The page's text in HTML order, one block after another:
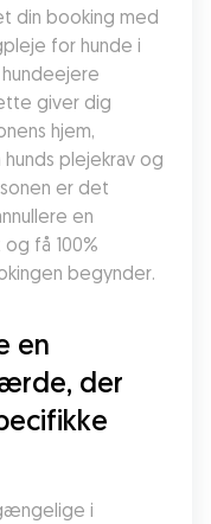
din booking med
for hunde i
giver dig
hjem,
plejekrav og
er det
en
få 100%
begynder.
en
der
i